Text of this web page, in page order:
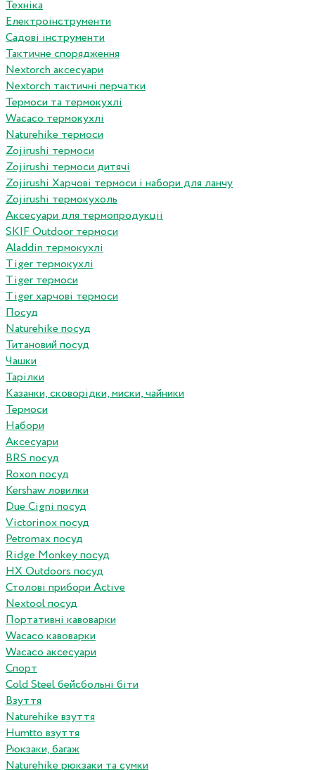
Техніка
Електроінструменти
Садові інструменти
Тактичне спорядження
Nextorch аксесуари
Nextorch тактичні перчатки
Термоси та термокухлі
Wacaco термокухлі
Naturehike термоси
Zojirushi термоси
Zojirushi термоси дитячі
Zojirushi Харчові термоси і набори для ланчу
Zojirushi термокухоль
Аксесуари для термопродукціі
SKIF Outdoor термоси
Aladdin термокухлі
Tiger термокухлі
Tiger термоси
Tiger харчові термоси
Посуд
Naturehike посуд
Титановий посуд
Чашки
Тарілки
Казанки, сковорідки, миски, чайники
Термоси
Набори
Аксесуари
BRS посуд
Roxon посуд
Kershaw ловилки
Due Cigni посуд
Victorinox посуд
Petromax посуд
Ridge Monkey посуд
HX Outdoors посуд
Столові прибори Active
Nextool посуд
Портативні кавоварки
Wacaco кавоварки
Wacaco аксесуари
Спорт
Cold Steel бейсбольні біти
Взуття
Naturehike взуття
Humtto взуття
Рюкзаки, багаж
Naturehike рюкзаки та сумки